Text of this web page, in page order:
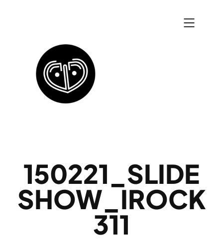
150221_SLIDE
SHOW_IROCK
311